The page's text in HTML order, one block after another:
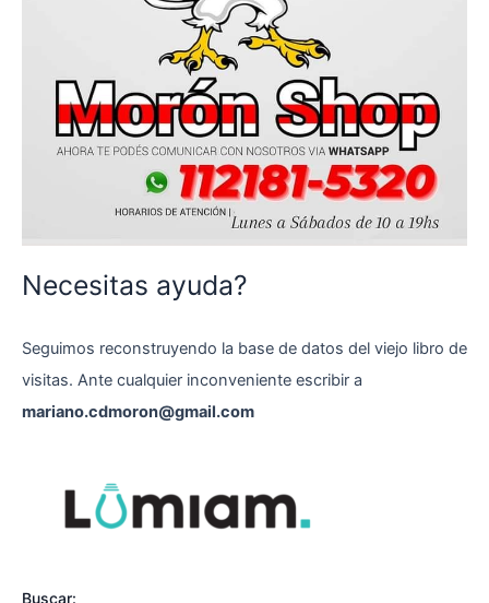
Necesitas ayuda?
Seguimos reconstruyendo la base de datos del viejo libro de
visitas. Ante cualquier inconveniente escribir a
mariano.cdmoron@gmail.com
Buscar: